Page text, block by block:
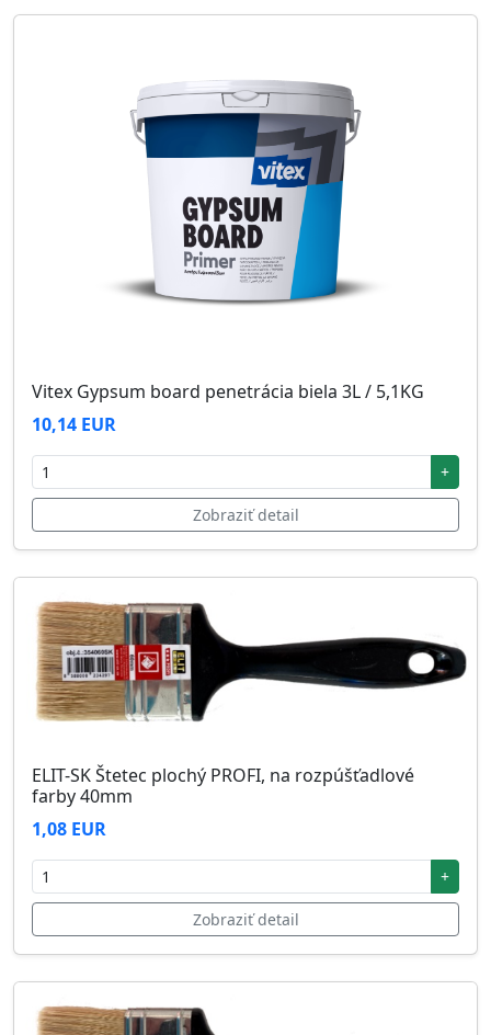
Vitex Gypsum board penetrácia biela 3L / 5,1KG
10,14 EUR
+
Zobraziť detail
ELIT-SK Štetec plochý PROFI, na rozpúšťadlové
farby 40mm
1,08 EUR
+
Zobraziť detail